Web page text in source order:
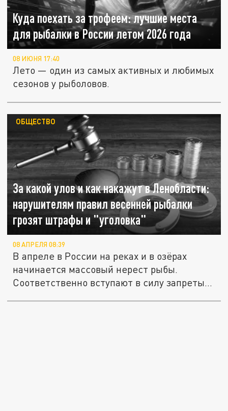
Куда поехать за трофеем: лучшие места
для рыбалки в России летом 2026 года
08 ИЮНЯ 17:40
Лето — один из самых активных и любимых
сезонов у рыболовов.
За какой улов и как накажут в Ленобласти:
нарушителям правил весенней рыбалки
грозят штрафы и "уголовка"
ОБЩЕСТВО
08 АПРЕЛЯ 08:39
В апреле в России на реках и в озёрах
начинается массовый нерест рыбы.
Соответственно вступают в силу запреты...